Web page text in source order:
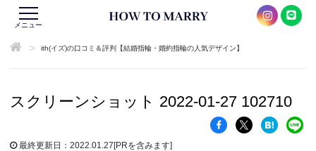
メニュー
> ith(イズ)の口コミ＆評判【結婚指輪・婚約指輪の人気デザイン】
スクリーンショット 2022-01-27 102710
最終更新日：2022.01.27[PRを含みます]